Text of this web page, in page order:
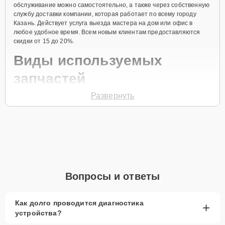
обслуживание можно самостоятельно, а также через собственную
службу доставки компании, которая работает по всему городу
Казань. Действует услуга выезда мастера на дом или офис в
любое удобное время. Всем новым клиентам предоставляются
скидки от 15 до 20%.
Виды используемых
запчастей
Для ремонта посудомоечной машины модели DW12-PFES
активное использование устройства дольше
При наличии планов в скором времени заменить
Развернуть
Вопросы и ответы
Как долго проводится диагностика
устройства?
+